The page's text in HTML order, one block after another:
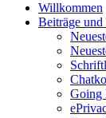
Willkommen
Beiträge und
Going